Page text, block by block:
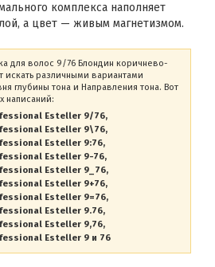
комплекса наполняет
а цвет — живым магнетизмом.
для волос 9/76 Блондин коричнево-
различными вариантами
глубины тона и Направления тона. Вот
написаний:
Esteller 9/76
Esteller 9\76
Esteller 9:76
Esteller 9-76
Esteller 9_76
Esteller 9+76
Esteller 9=76
Esteller 9.76
Esteller 9,76
Esteller 9 и 76